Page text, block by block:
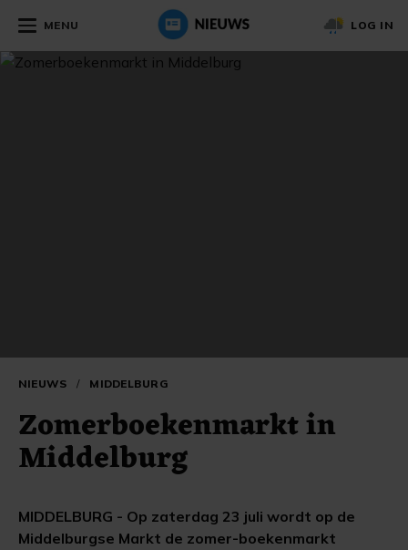
MENU LOG IN
NIEUWS / MIDDELBURG
Zomerboekenmarkt in
Middelburg
MIDDELBURG - Op zaterdag 23 juli wordt op de
Middelburgse Markt de zomer-boekenmarkt